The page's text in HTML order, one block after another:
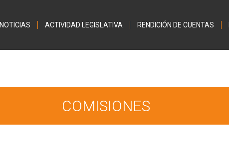
NOTICIAS ACTIVIDAD LEGISLATIVA RENDICIÓN DE CUENTAS
COMISIONES